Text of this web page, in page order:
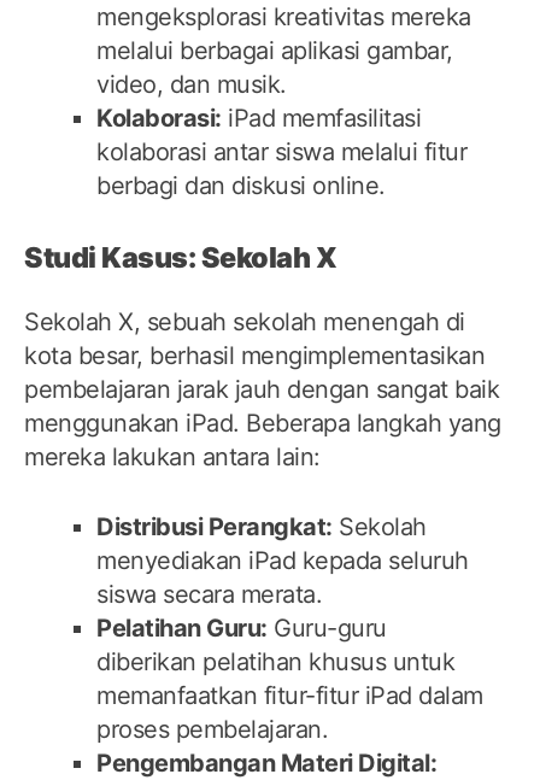
mengeksplorasi kreativitas mereka
melalui berbagai aplikasi gambar,
video, dan musik.
Kolaborasi: iPad memfasilitasi
kolaborasi antar siswa melalui fitur
berbagi dan diskusi online.
Studi Kasus: Sekolah X
Sekolah X, sebuah sekolah menengah di
kota besar, berhasil mengimplementasikan
pembelajaran jarak jauh dengan sangat baik
menggunakan iPad. Beberapa langkah yang
mereka lakukan antara lain:
Distribusi Perangkat: Sekolah
menyediakan iPad kepada seluruh
siswa secara merata.
Pelatihan Guru: Guru-guru
diberikan pelatihan khusus untuk
memanfaatkan fitur-fitur iPad dalam
proses pembelajaran.
Pengembangan Materi Digital: